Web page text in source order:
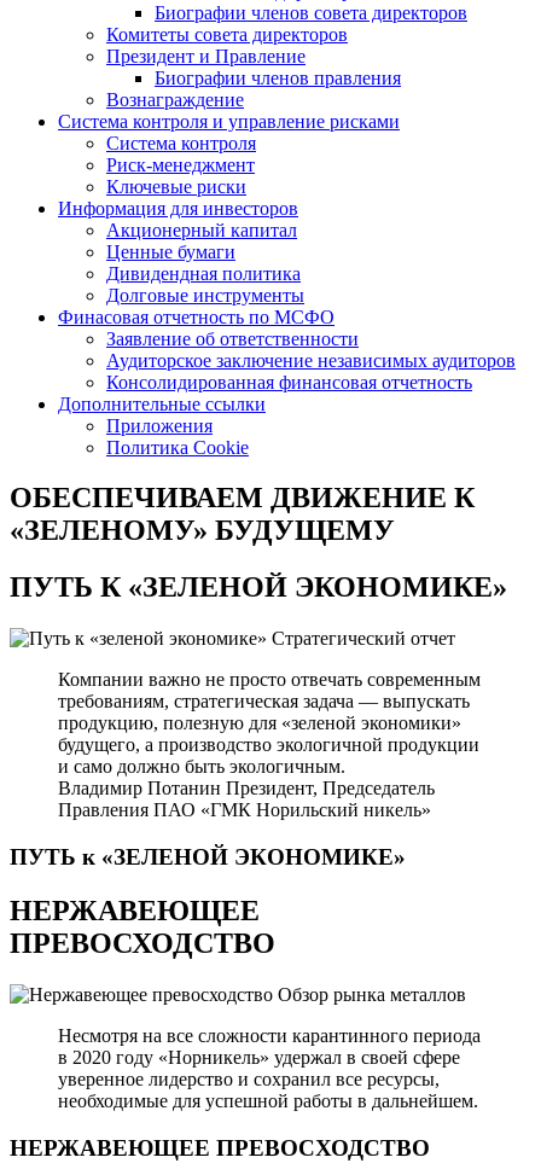
Биографии членов совета директоров
Комитеты совета директоров
Президент и Правление
Биографии членов правления
Вознаграждение
Система контроля и управление рисками
Система контроля
Риск-менеджмент
Ключевые риски
Информация для инвесторов
Акционерный капитал
Ценные бумаги
Дивидендная политика
Долговые инструменты
Финасовая отчетность по МСФО
Заявление об ответственности
Аудиторское заключение независимых аудиторов
Консолидированная финансовая отчетность
Дополнительные ссылки
Приложения
Политика Cookie
ОБЕСПЕЧИВАЕМ ДВИЖЕНИЕ К
«ЗЕЛЕНОМУ» БУДУЩЕМУ
ПУТЬ К«ЗЕЛЕНОЙ ЭКОНОМИКЕ»
Стратегический отчет
Компании важно не просто отвечать современным
требованиям, стратегическая задача — выпускать
продукцию, полезную для «зеленой экономики»
будущего, а производство экологичной продукции
и само должно быть экологичным.
Владимир Потанин Президент, Председатель
Правления ПАО «ГМК Норильский никель»
ПУТЬ к «ЗЕЛЕНОЙ ЭКОНОМИКЕ»
НЕРЖАВЕЮЩЕЕ
ПРЕВОСХОДСТВО
Обзор рынка металлов
Несмотря на все сложности карантинного периода
в 2020 году «Норникель» удержал в своей сфере
уверенное лидерство и сохранил все ресурсы,
необходимые для успешной работы в дальнейшем.
НЕРЖАВЕЮЩЕЕ ПРЕВОСХОДСТВО